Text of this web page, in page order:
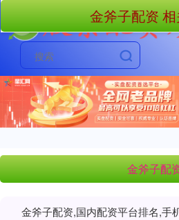
金斧子配
金斧子配资,国内配资平台排名,手
金斧子配资